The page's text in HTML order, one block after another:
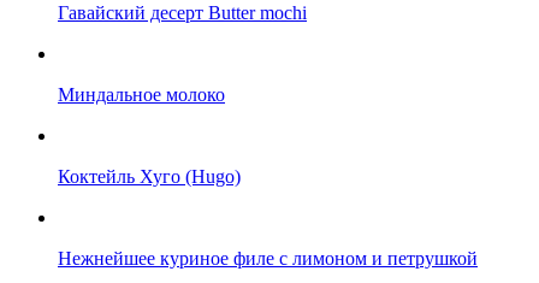
Гавайский десерт Butter mochi
Миндальное молоко
Коктейль Хуго (Hugo)
Нежнейшее куриное филе с лимоном и петрушкой